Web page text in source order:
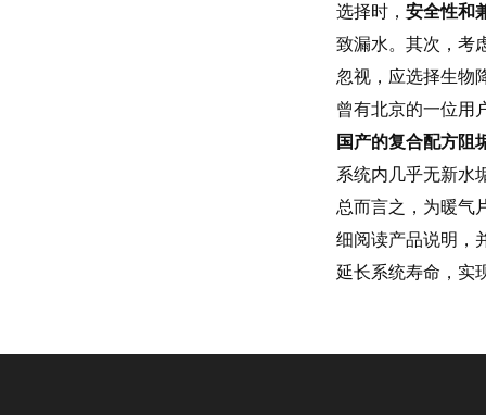
选择时， 安全性和
致漏水。其次，考
忽视，应选择生物
曾有北京的一位用
国产的复合配方阻
系统内几乎无新水
总而言之，为暖气
细阅读产品说明，
延长系统寿命，实